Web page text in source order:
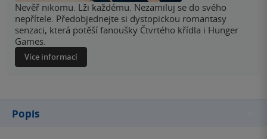
Nevěř nikomu. Lži každému. Nezamiluj se do svého
nepřítele. Předobjednejte si dystopickou romantasy
senzaci, která potěší fanoušky Čtvrtého křídla i Hunger
Games.
Více informací
Popis